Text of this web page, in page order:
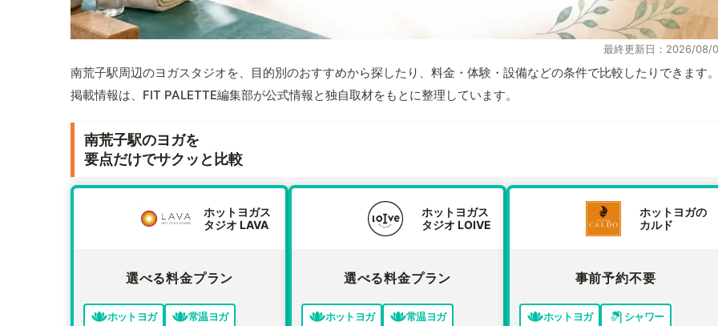
最終更新日：2026/08/
南荒子駅周辺のヨガスタジオを、目的別のおすすめから探したり、料金・体験・設備などの条件で比較したりできます
掲載情報は、FIT PALETTE編集部が公式情報と独自取材をもとに整理しています。
南荒子駅のヨガを
要点だけでサクッと比較
ホットヨガス
タジオ LAVA
選べる料金プラン
ホットヨガ
常温ヨガ
ホットヨガス
タジオ LOIVE
選べる料金プラン
ホットヨガ
常温ヨガ
ホットヨガの
カルド
事前予約不要
ホットヨガ
シャワー